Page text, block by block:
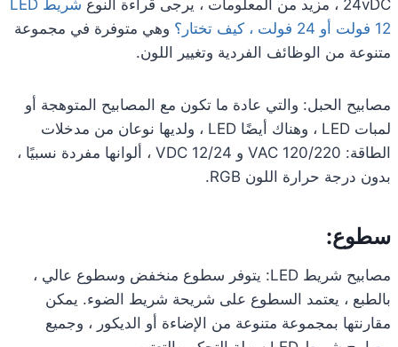
24vDC ، مزيد من المعلومات ، يرجى قراءة النوع
شريط LED
12 فولت أو 24 فولت ، كيف تختار؟
وهي متوفرة في مجموعة
متنوعة من الوظائف الفردية وتغيير اللون.
مصابيح الحبل: والتي عادة ما تكون مع المصابيح المتوهجة أو
لمبات LED ، وهناك أيضًا LED ، ولديها نوعان من مدخلات
الطاقة: 120/220 VAC و 12/24 VDC ، ألوانها مفردة نسبيًا ،
بدون درجة حرارة اللون RGB.
سطوع:
مصابيح شريط LED: يتوفر سطوع منخفض وسطوع عالي ،
بالطبع ، يعتمد السطوع على شريحة شريط الضوء. يمكن
مقارنتها بمجموعة متنوعة من الإضاءة أو الديكور ، وجميع